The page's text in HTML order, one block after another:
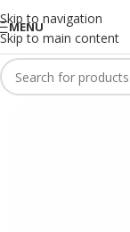
Skip to navigation
Skip to main content
MENU